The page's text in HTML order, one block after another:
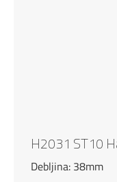
H2031 ST10
Debljina: 38mm